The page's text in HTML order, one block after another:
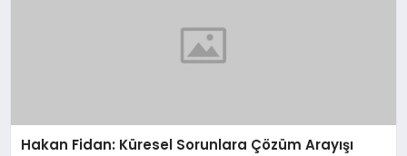
Hakan Fidan: Küresel Sorunlara Çözüm Arayışı